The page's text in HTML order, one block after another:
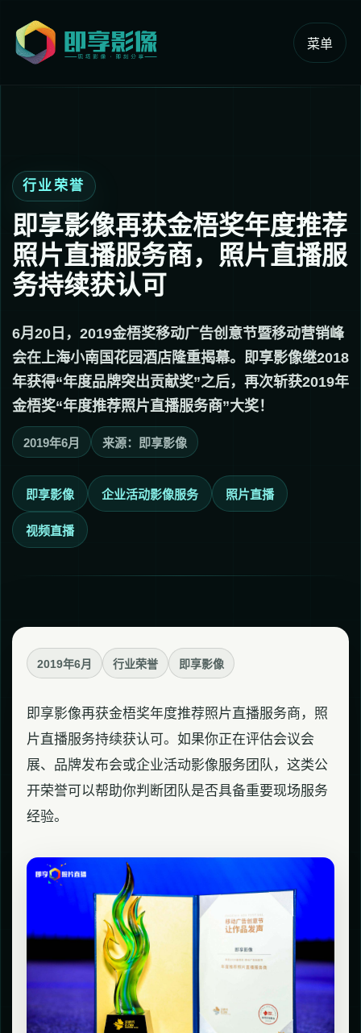
菜单
行业荣誉
即享影像再获金梧奖年度推荐
照片直播服务商，照片直播服
务持续获认可
6月20日，2019金梧奖移动广告创意节暨移动营销峰
会在上海小南国花园酒店隆重揭幕。即享影像继2018
年获得“年度品牌突出贡献奖”之后，再次斩获2019年
金梧奖“年度推荐照片直播服务商”大奖！
2019年6月 来源：即享影像
即享影像 企业活动影像服务 照片直播
视频直播
2019年6月 行业荣誉 即享影像
即享影像再获金梧奖年度推荐照片直播服务商，照
片直播服务持续获认可。如果你正在评估会议会
展、品牌发布会或企业活动影像服务团队，这类公
开荣誉可以帮助你判断团队是否具备重要现场服务
经验。